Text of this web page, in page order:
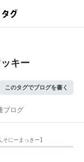
キー
このタグでブログを書く
ブログ
そにーまっきー】